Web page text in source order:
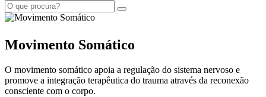
Movimento Somático
O movimento somático apoia a regulação do sistema nervoso e
promove a integração terapêutica do trauma através da reconexão
consciente com o corpo.